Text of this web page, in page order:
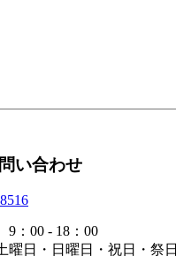
い合わせ
9：00 - 18：00
曜日・日曜日・祝日・祭日